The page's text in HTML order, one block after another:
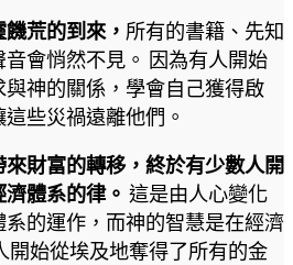
荒的到來， 所有的書籍、先知
會悄然不見。 因為有人開始
神的關係，學會自己獲得啟
些災禍遠離他們。
財富的轉移，終於有少數人開
體系的律。 這是由人心變化
的運作，而神的智慧是在經濟
開始從埃及地奪得了所有的金